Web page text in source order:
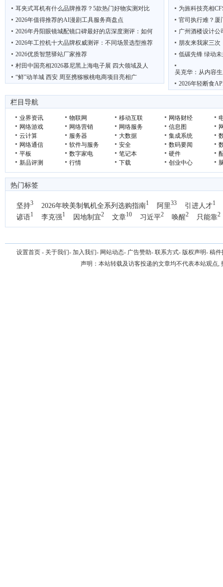
耳夹式耳机有什么品牌推荐？5款热门好物实测对比
2026年值得推荐的AI漫剧工具服务商盘点
2026年丹阳眼镜城配镜口碑最好的店深度测评：如何
2026年工控机十大品牌权威测评：不同场景选型推荐
2026优质智慧驿站厂家推荐
村田中国亮相2026慕尼黑上海电子展 四大领域及人
“鲜”动羊城 西安 周至携猕猴桃电商项目亮相广
为旌科技亮相
官司执行难？厦
广州酒楼设计公
朋友来我家三次
低碳先锋 绿动
吴克华：从内容
2026年轻断食
栏目导航
业界资讯 物联网 移动互联 网络财经
网络游戏
网络营销 网络服务 信息图
云计算
服务器 大数据 集成系统
网络通信
软件与服务 安全 数码要闻
平板
数字家电 笔记本 硬件
新品评测
行情 下载 创业中心
热门标签
坚持3 2026年映美制氧机全系列选购指南1 阿里33 引进人才1
谚语1 李克强1 因地制宜2 文章10 习近平2 唤醒2 只能靠2
国办1
设置首页 - 关于我们- 加入我们- 网站动态- 广告赞助- 联系方式- 版权声明- 稿件
声明：本站转载及访客投递的文章均不代表本站观点